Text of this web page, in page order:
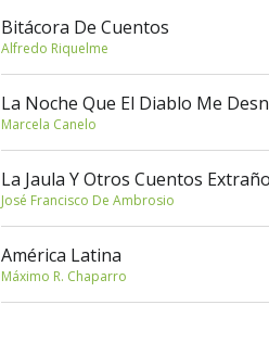
Bitácora De Cuentos
Alfredo Riquelme
La Noche Que El Diablo Me
Marcela Canelo
La Jaula Y Otros Cuentos
José Francisco De Ambrosio
América Latina
Máximo R. Chaparro